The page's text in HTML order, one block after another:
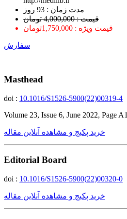
ﻣﺪﺕ ﺯﻣﺎﻥ : 93 ﺭﻭﺯ
قیمت : 4,000,000 تومان
قیمت ویژه : 1,750,000تومان
سفارش
Masthead
doi : 10.1016/S1526-5900(22)00319-4
Volume 23, Issue 6, June 2022, Page A1
خرید پکیج و مشاهده آنلاین مقاله
Editorial Board
doi : 10.1016/S1526-5900(22)00320-0
خرید پکیج و مشاهده آنلاین مقاله